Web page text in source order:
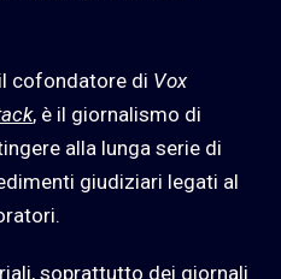
cofondatore di Vox
, è il giornalismo di
alla lunga serie di
giudiziari legati al
soprattutto dei giornali